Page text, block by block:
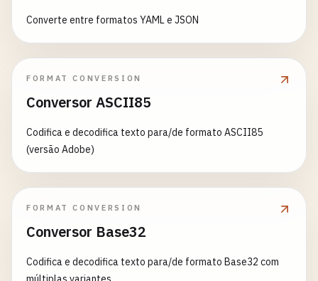
Converte entre formatos YAML e JSON
FORMAT CONVERSION
Conversor ASCII85
Codifica e decodifica texto para/de formato ASCII85
(versão Adobe)
FORMAT CONVERSION
Conversor Base32
Codifica e decodifica texto para/de formato Base32 com